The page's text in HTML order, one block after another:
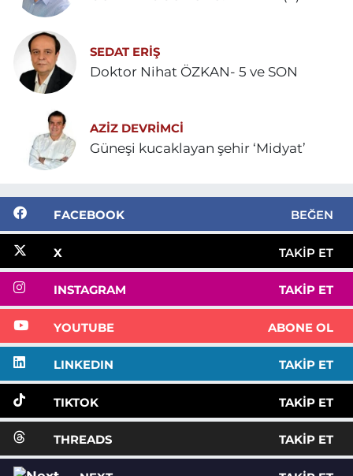
SEDAT ERİŞ
Doktor Nihat ÖZKAN- 5 ve SON
AZIZ DEVRIMCI
Güneşi kucaklayan şehir ‘Midyat’
FACEBOOK BEĞEN
X TAKIP ET
INSTAGRAM TAKIP ET
YOUTUBE ABONE OL
LINKEDIN TAKIP ET
TIKTOK TAKIP ET
THREADS TAKIP ET